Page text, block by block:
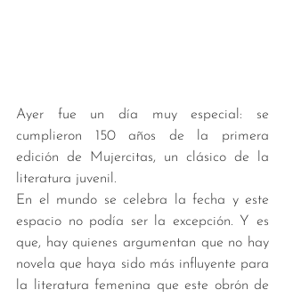
Ayer fue un día muy especial: se
cumplieron 150 años de la primera
edición de Mujercitas, un clásico de la
literatura juvenil.
En el mundo se celebra la fecha y este
espacio no podía ser la excepción. Y es
que, hay quienes argumentan que no hay
novela que haya sido más influyente para
la literatura femenina que este obrón de